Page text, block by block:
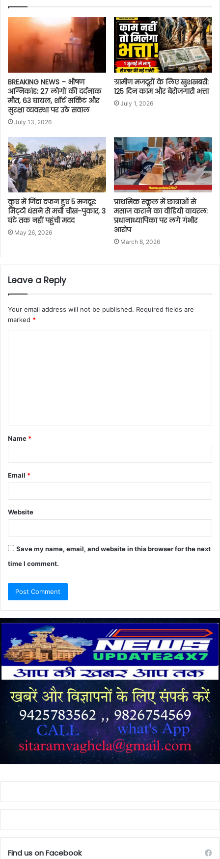
BREAKING NEWS – भीषण
अग्निकांड: 27 लोगों की दर्दनाक
मौत, 63 घायल, शॉर्ट सर्किट और
सुरक्षा व्यवस्था पर उठे सवाल
July 13, 2026
ग्रामीण मजदूरों के लिए खुशखबरी:
125 दिन काम और बेरोजगारी भत्ता
July 1, 2026
कुएं में जिंदा दफन हुए 5 मजदूर:
मिट्‌टी धंसने से मची चीख-पुकार, 3
घंटे तक नहीं पहुंची मदद
May 26, 2026
प्राथमिक स्कूल में छात्राओं से
मसाज कराने का वीडियो वायरल:
प्रधानाध्यापिका पर लगे गंभीर
आरोप
March 8, 2026
Leave a Reply
Your email address will not be published. Required fields are
marked *
t
*
Name *
Email *
Website
Save my name, email, and website in this browser for the next
time I comment.
Find us on Facebook